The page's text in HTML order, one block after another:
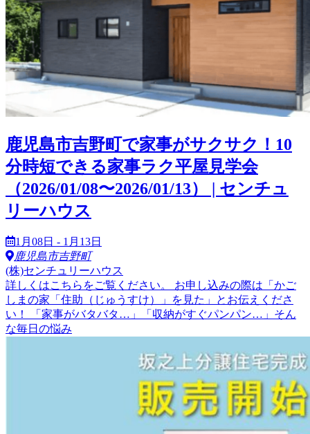
鹿児島市吉野町で家事がサクサク！10
分時短できる家事ラク平屋見学会
（2026/01/08〜2026/01/13） | センチュ
リーハウス
1月08日 - 1月13日
鹿児島市吉野町
(株)センチュリーハウス
詳しくはこちらをご覧ください。 お申し込みの際は「かご
しまの家「住助（じゅうすけ）」を見た」とお伝えくださ
い！ 「家事がバタバタ…」「収納がすぐパンパン…」そん
な毎日の悩み